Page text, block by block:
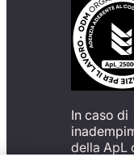
In caso di
della ApL